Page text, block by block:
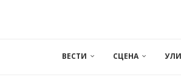
ВЕСТИ СЦЕНА